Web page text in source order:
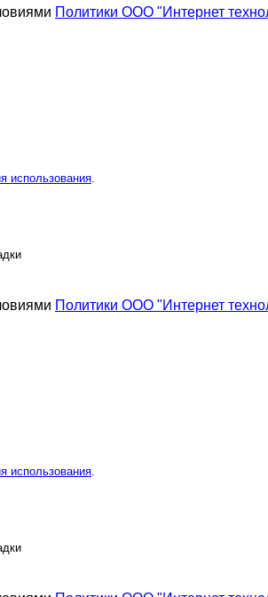
Политики ООО "Интернет
использования.
Политики ООО "Интернет
использования.